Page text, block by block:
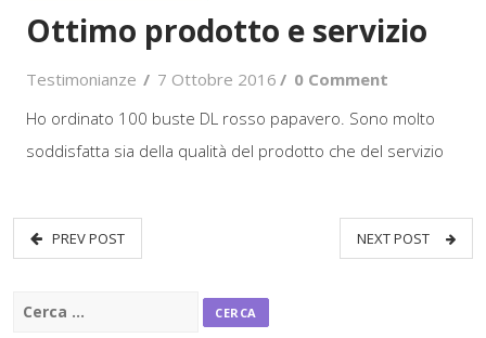
Ottimo prodotto e servizio
Testimonianze / 7 Ottobre 2016 / 0 Comment
Ho ordinato 100 buste DL rosso papavero. Sono molto
soddisfatta sia della qualità del prodotto che del servizio
PREV POST NEXT POST
PER: